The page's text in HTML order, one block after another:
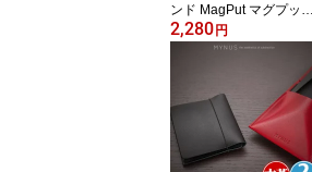
ンド MagPut マグプット
設置ホルダー Deff ディー
2,280円